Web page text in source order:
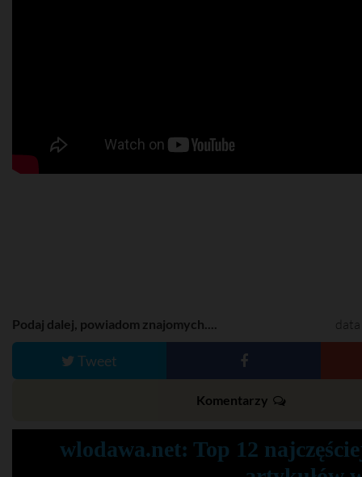
Podaj dalej, powiadom znajomych....
Tweet
Komentarzy
wlodawa.net: Top 12